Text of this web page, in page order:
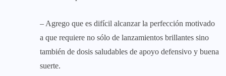
– Agrego que es difícil alcanzar la perfección motivado
a que requiere no sólo de lanzamientos brillantes sino
también de dosis saludables de apoyo defensivo y buena
suerte.